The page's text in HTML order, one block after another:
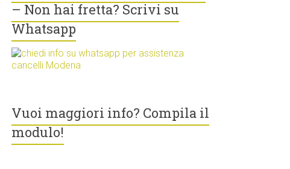
– Non hai fretta? Scrivi su
Whatsapp
Vuoi maggiori info? Compila il
modulo!